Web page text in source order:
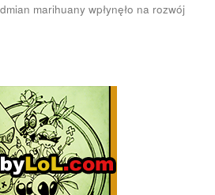
marihuany wpłynęło na rozwój